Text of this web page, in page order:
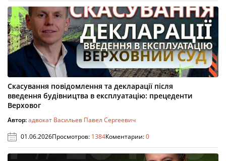
Скасування повідомлення та декларації після
введення будівництва в експлуатацію: прецеденти
Верховог
Автор:адвокат Васильев Павел Сергеевич
01.06.2026Просмотров: 1384Коментарии:0